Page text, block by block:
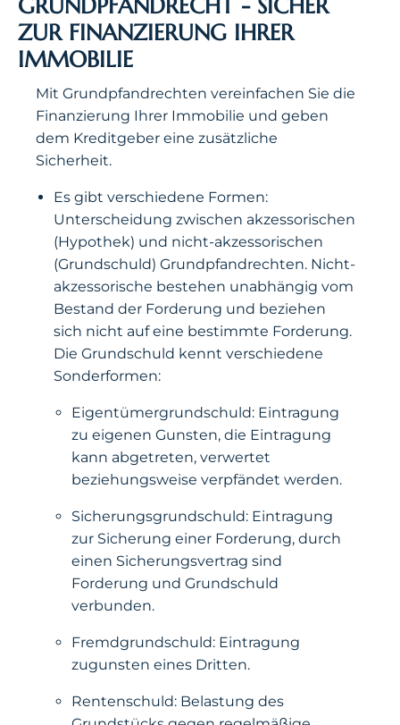
GRUNDPFANDRECHT - SICHER
ZUR FINANZIERUNG IHRER
IMMOBILIE
Mit Grundpfandrechten vereinfachen Sie die
Finanzierung Ihrer Immobilie und geben
dem Kreditgeber eine zusätzliche
Sicherheit.
Es gibt verschiedene Formen:
Unterscheidung zwischen akzessorischen
(Hypothek) und nicht-akzessorischen
(Grundschuld) Grundpfandrechten. Nicht-
akzessorische bestehen unabhängig vom
Bestand der Forderung und beziehen
sich nicht auf eine bestimmte Forderung.
Die Grundschuld kennt verschiedene
Sonderformen:
Eigentümergrundschuld: Eintragung
zu eigenen Gunsten, die Eintragung
kann abgetreten, verwertet
beziehungsweise verpfändet werden.
Sicherungsgrundschuld: Eintragung
zur Sicherung einer Forderung, durch
einen Sicherungsvertrag sind
Forderung und Grundschuld
verbunden.
Fremdgrundschuld: Eintragung
zugunsten eines Dritten.
Rentenschuld: Belastung des